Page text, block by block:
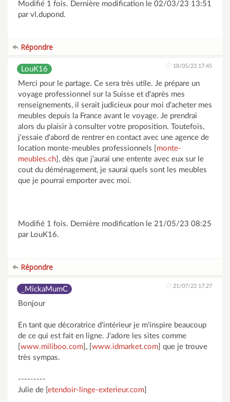
Modifié 1 fois. Dernière modification le 02/03/23 13:51
par vl.dupond.
Répondre
LouK16 18/05/23 17:45
Merci pour le partage. Ce sera très utile. Je prépare un
voyage professionnel sur la Suisse et d'après mes
renseignements, il serait judicieux pour moi d’acheter mes
meubles depuis la France avant le voyage. Je prendrai
alors du plaisir à consulter votre proposition. Toutefois,
j'essaie d'abord de rentrer en contact avec une agence de
location monte-meubles professionnels [ monte-
meubles.ch ], dès que j’aurai une entente avec eux sur le
cout du déménagement, je saurai quels sont les meubles
que je pourrai emporter avec moi.
Modifié 1 fois. Dernière modification le 21/05/23 08:25
par LouK16.
Répondre
_MickaMumC 21/07/23 17:27
Bonjour
En tant que décoratrice d'intérieur je m'inspire beaucoup
de ce qui est fait en ligne. J'adore les sites comme
www.miliboo.com ], [ www.idmarket.com ] que je trouve
très sympas.
---------
Julie de [ etendoir-linge-exterieur.com